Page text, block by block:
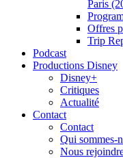
Paris
Offres
Trip
Podcast
Productions Disney
Disney+
Critiques
Actualité
Contact
Contact
Qui sommes-
Nous